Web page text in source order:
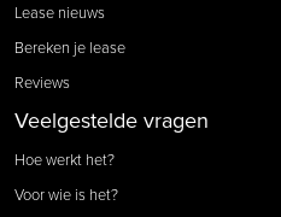
Lease nieuws
Bereken je lease
Reviews
Veelgestelde vragen
Hoe werkt het?
Voor wie is het?